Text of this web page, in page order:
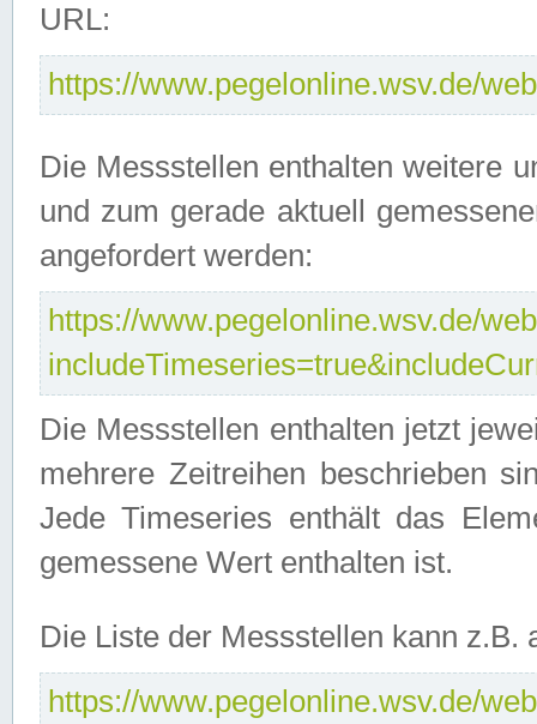
URL:
https://www.pegelonline.wsv.de/
Die Messstellen enthalten weitere
und zum gerade aktuell
angefordert werden:
https://www.pegelonline.wsv.de/
Die Messstellen enthalten jetzt
mehrere Zeitreihen beschrieben
Jede Timeseries enthält das
gemessene Wert enthalten ist.
Die Liste der Messstellen kann
https://www.pegelonline.wsv.de/